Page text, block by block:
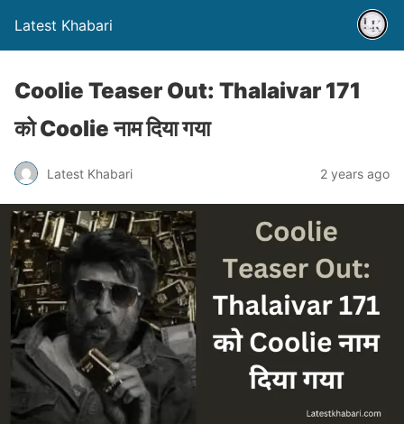
Latest Khabari
Coolie Teaser Out: Thalaivar 171
को Coolie नाम दिया गया
Latest Khabari 2 years ago